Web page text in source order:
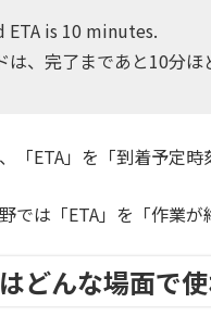
is 10 minutes.
は、完了まであと10分ほ
「ETA」を「到着予定
では「ETA」を「作業
はどんな場面で